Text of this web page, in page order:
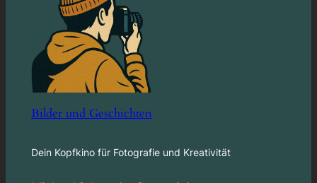
Bilder und Geschichten
Dein Kopfkino für Fotografie und Kreativität